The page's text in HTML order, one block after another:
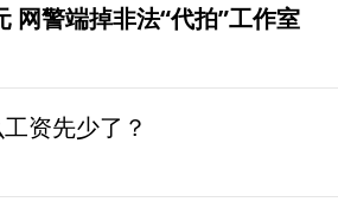
网警端掉非法“代拍”工作室
资先少了？